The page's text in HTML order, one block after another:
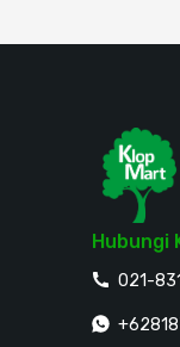
Hubungi
021-